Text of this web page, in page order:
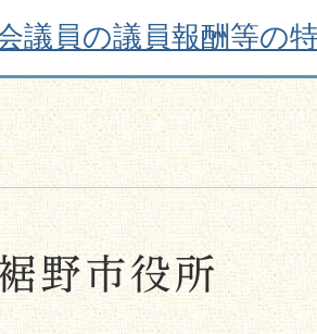
議員の議員報酬等の